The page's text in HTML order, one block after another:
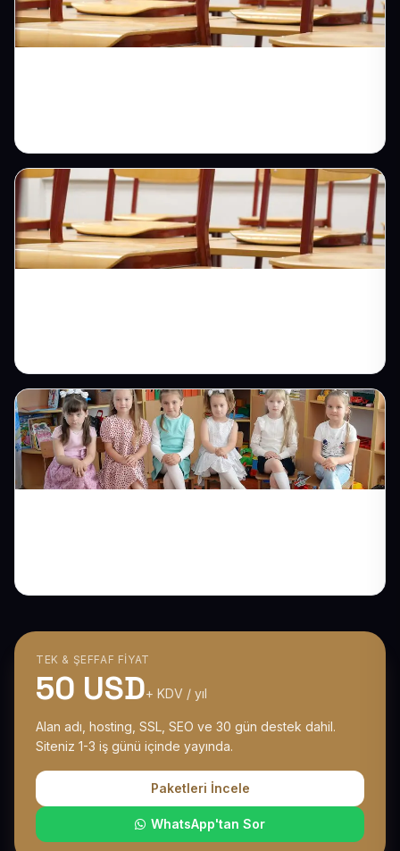
TEK & ŞEFFAF FIYAT
50 USD+ KDV / yıl
Alan adı, hosting, SSL, SEO ve 30 gün destek dahil.
Siteniz 1-3 iş günü içinde yayında.
Paketleri İncele
WhatsApp'tan Sor